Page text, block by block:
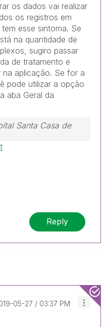
os dados vai realizar
os registros em
esse sintoma. Se
na quantidade de
sugiro passar
de tratamento e
na aplicação. Se for a
pode utilizar a opção
aba Geral da
Santa Casa de
Reply
05-27 03:37 PM